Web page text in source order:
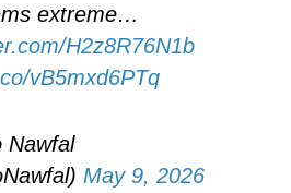
extreme…
H2z8R76N1b
vB5mxd6PTq
May 9, 2026